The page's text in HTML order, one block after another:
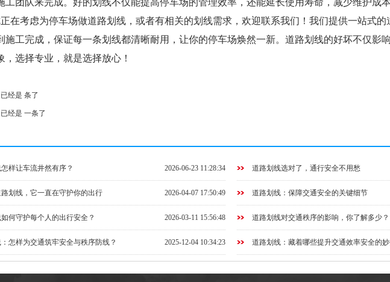
工团队来完成。好的划线不仅能提高停车场的管理效率，还能延长使用寿命，减少维护成本
在考虑为停车场做道路划线，或者有相关的划线需求，欢迎联系我们！我们提供一站式的
施工完成，保证每一条划线都清晰耐用，让你的停车场焕然一新。道路划线的好坏不仅影
，选择专业，就是选择放心！
经是 条了
经是 一条了
2026-06-23 11:28:34
样让车流井然有序？ 道路划线选对了，通行安全不用愁
2026-04-07 17:50:49
划线，它一直在守护你的出行 道路划线：保障交通安全的关键细节
2026-03-11 15:56:48
何守护每个人的出行安全？ 道路划线对交通秩序的影响，你了解多少？
2025-12-04 10:34:23
怎样为交通筑牢安全与秩序防线？ 道路划线：藏着哪些提升交通效率安全的妙